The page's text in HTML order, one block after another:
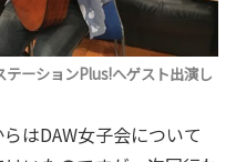
ーションPlus!へゲスト出演し
はDAW女子会について